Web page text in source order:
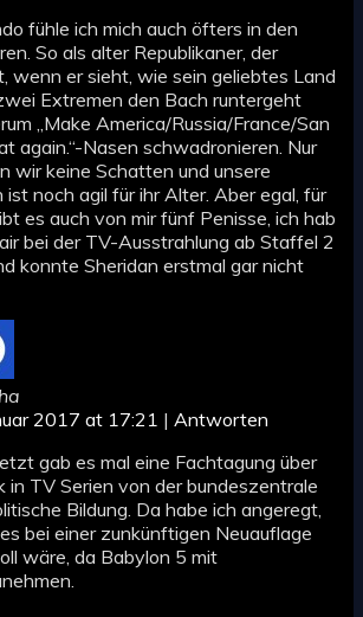
fühle ich mich auch öfters in den
So als alter Republikaner, der
wenn er sieht, wie sein geliebtes Land
Extremen den Bach runtergeht
„Make America/Russia/France/San
again.“-Nasen schwadronieren. Nur
wir keine Schatten und unsere
ist noch agil für ihr Alter. Aber egal, für
es auch von mir fünf Penisse, ich hab
bei der TV-Ausstrahlung ab Staffel 2
konnte Sheridan erstmal gar nicht
2017 at 17:21 | Antworten
gab es mal eine Fachtagung über
in TV Serien von der bundeszentrale
Bildung. Da habe ich angeregt,
bei einer zunkünftigen Neuauflage
wäre, da Babylon 5 mit